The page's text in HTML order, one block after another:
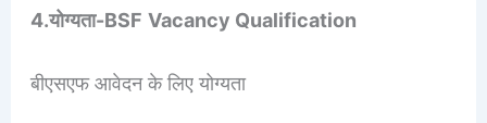
4.योग्यता-BSF Vacancy Qualification
बीएसएफ आवेदन के लिए योग्यता